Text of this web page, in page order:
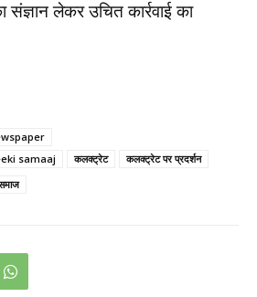
संज्ञान लेकर उचित कार्रवाई का
samaaj कलक्ट्रेट
कलक्ट्रेट पर प्रदर्शन